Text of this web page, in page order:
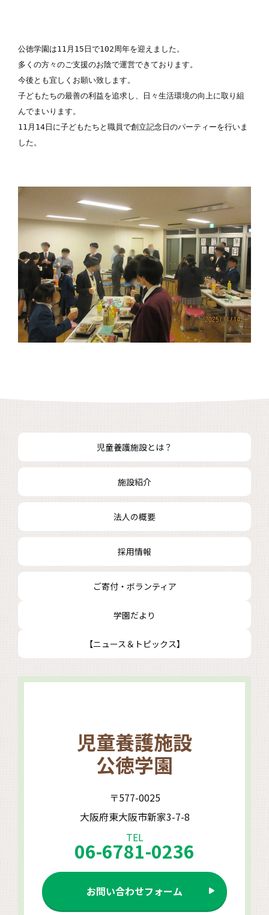
公徳学園は11月15日で102周年を迎えました。
多くの方々のご支援のお陰で運営できております。
今後とも宜しくお願い致します。
子どもたちの最善の利益を追求し、日々生活環境の向上に取り組
んでまいります。
11月14日に子どもたちと職員で創立記念日のパーティーを行いま
した。
児童養護施設とは？
施設紹介
法人の概要
採用情報
ご寄付・ボランティア
学園だより
【ニュース＆トピックス】
児童養護施設
公徳学園
〒577-0025
大阪府東大阪市新家3-7-8
TEL
06-6781-0236
お問い合わせフォーム